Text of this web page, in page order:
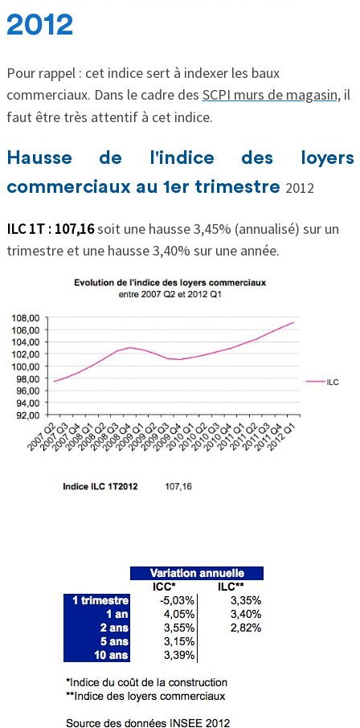
2012
Pour rappel : cet indice sert à indexer les baux
commerciaux. Dans le cadre des SCPI murs de magasin,il
faut être très attentif à cet indice.
Hausse de l'indice des loyers
commerciaux au 1er trimestre 2012
ILC 1T : 107,16soit une hausse 3,45% (annualisé) sur un
trimestre et une hausse 3,40% sur une année.